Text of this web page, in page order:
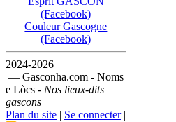
(Facebook)
Couleur Gascogne
(Facebook)
2024-2026
— Gasconha.com - Noms
e Lòcs - Nos lieux-dits
gascons
Plan du site | Se connecter|